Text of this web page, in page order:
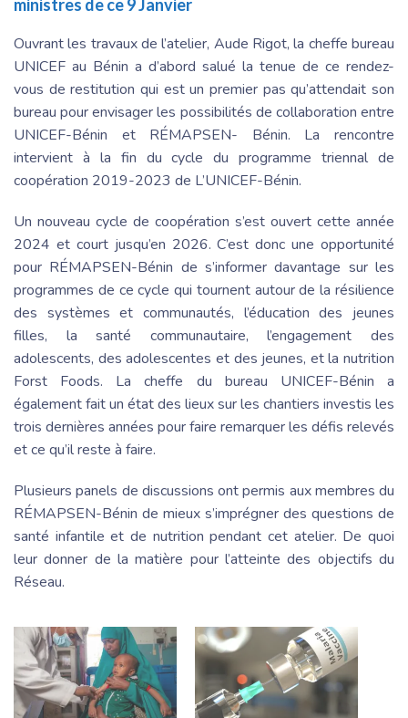
ministres de ce 9 Janvier
Ouvrant les travaux de l’atelier, Aude Rigot, la cheffe bureau
UNICEF au Bénin a d’abord salué la tenue de ce rendez-
vous de restitution qui est un premier pas qu’attendait son
bureau pour envisager les possibilités de collaboration entre
UNICEF-Bénin et RÉMAPSEN- Bénin. La rencontre
intervient à la fin du cycle du programme triennal de
coopération 2019-2023 de L’UNICEF-Bénin.
Un nouveau cycle de coopération s’est ouvert cette année
2024 et court jusqu’en 2026. C’est donc une opportunité
pour RÉMAPSEN-Bénin de s’informer davantage sur les
programmes de ce cycle qui tournent autour de la résilience
des systèmes et communautés, l’éducation des jeunes
filles, la santé communautaire, l’engagement des
adolescents, des adolescentes et des jeunes, et la nutrition
Forst Foods. La cheffe du bureau UNICEF-Bénin a
également fait un état des lieux sur les chantiers investis les
trois dernières années pour faire remarquer les défis relevés
et ce qu’il reste à faire.
Plusieurs panels de discussions ont permis aux membres du
RÉMAPSEN-Bénin de mieux s’imprégner des questions de
santé infantile et de nutrition pendant cet atelier. De quoi
leur donner de la matière pour l’atteinte des objectifs du
Réseau.